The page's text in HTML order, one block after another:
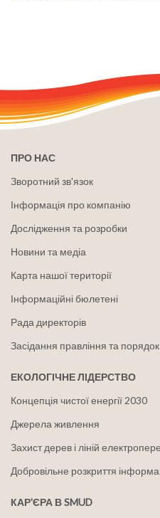
ПРО НАС
Зворотний зв'язок
Інформація про компанію
Дослідження та розробки
Новини та медіа
Карта нашої території
Інформаційні бюлетені
Рада директорів
Засідання правління та
ЕКОЛОГІЧНЕ ЛІДЕРСТВО
Концепція чистої енергії 2030
Джерела живлення
Захист дерев і ліній
Добровільне розкриття
КАР'ЄРА В SMUD